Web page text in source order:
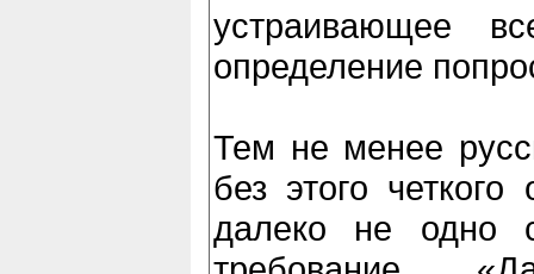
устраивающее
определение
Тем не менее
без этого
далеко не одно